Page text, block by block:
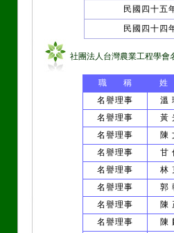
民國四十五
民國四十四
社團法人台灣農業工程學會
職 稱
名譽理事
溫
名譽理事
黃
名譽理事
陳
名譽理事
甘
名譽理事
林
名譽理事
郭
名譽理事
陳
名譽理事
陳